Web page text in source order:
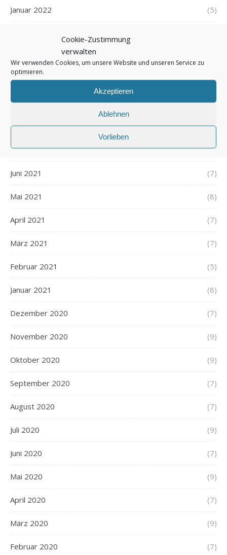
Cookie-Zustimmung
verwalten
Wir verwenden Cookies, um unsere Website und unseren Service zu
optimieren.
Akzeptieren
Ablehnen
Vorlieben
Januar 2022 (5)
November 2021
Oktober 2021 (6)
September 2021 (7)
August 2021 (7)
Juli 2021 (7)
Juni 2021 (7)
Mai 2021 (8)
April 2021 (7)
März 2021 (7)
Februar 2021 (5)
Januar 2021 (8)
Dezember 2020 (7)
November 2020 (9)
Oktober 2020 (9)
September 2020 (7)
August 2020 (7)
Juli 2020 (9)
Juni 2020 (7)
Mai 2020 (9)
April 2020 (7)
März 2020 (9)
Februar 2020 (7)